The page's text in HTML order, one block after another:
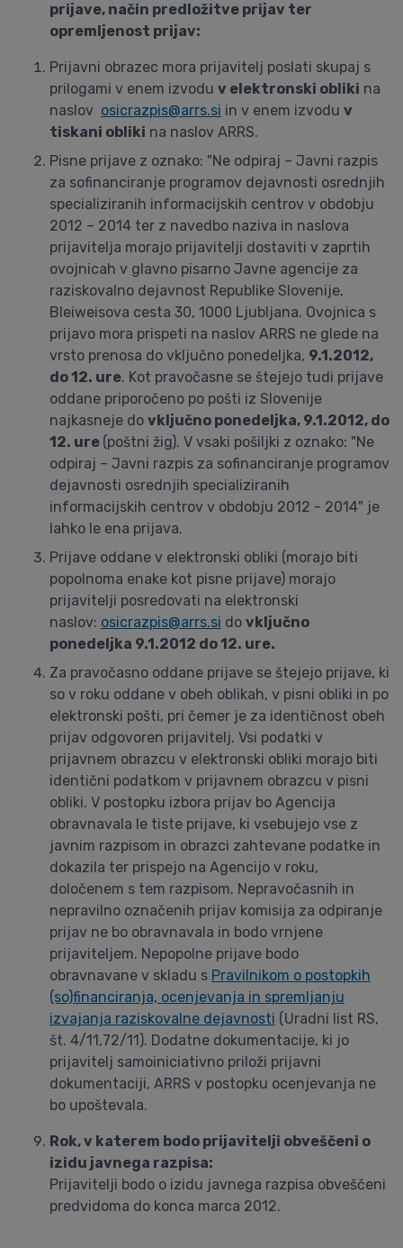
prijave, način predložitve prijav ter
opremljenost prijav:
Prijavni obrazec mora prijavitelj poslati skupaj s
prilogami v enem izvodu v elektronski obliki na
naslov osicrazpis@arrs.si in v enem izvodu v
tiskani obliki na naslov ARRS.
Pisne prijave z oznako: "Ne odpiraj – Javni razpis
za sofinanciranje programov dejavnosti osrednjih
specializiranih informacijskih centrov v obdobju
2012 – 2014 ter z navedbo naziva in naslova
prijavitelja morajo prijavitelji dostaviti v zaprtih
ovojnicah v glavno pisarno Javne agencije za
raziskovalno dejavnost Republike Slovenije,
Bleiweisova cesta 30, 1000 Ljubljana. Ovojnica s
prijavo mora prispeti na naslov ARRS ne glede na
vrsto prenosa do vključno ponedeljka, 9.1.2012,
do 12. ure. Kot pravočasne se štejejo tudi prijave
oddane priporočeno po pošti iz Slovenije
najkasneje do vključno ponedeljka, 9.1.2012, do
12. ure (poštni žig). V vsaki pošiljki z oznako: "Ne
odpiraj – Javni razpis za sofinanciranje programov
dejavnosti osrednjih specializiranih
informacijskih centrov v obdobju 2012 - 2014" je
lahko le ena prijava.
Prijave oddane v elektronski obliki (morajo biti
popolnoma enake kot pisne prijave) morajo
prijavitelji posredovati na elektronski
naslov: osicrazpis@arrs.si do vključno
ponedeljka 9.1.2012 do 12. ure.
Za pravočasno oddane prijave se štejejo prijave, ki
so v roku oddane v obeh oblikah, v pisni obliki in po
elektronski pošti, pri čemer je za identičnost obeh
prijav odgovoren prijavitelj. Vsi podatki v
prijavnem obrazcu v elektronski obliki morajo biti
identični podatkom v prijavnem obrazcu v pisni
obliki. V postopku izbora prijav bo Agencija
obravnavala le tiste prijave, ki vsebujejo vse z
javnim razpisom in obrazci zahtevane podatke in
dokazila ter prispejo na Agencijo v roku,
določenem s tem razpisom. Nepravočasnih in
nepravilno označenih prijav komisija za odpiranje
prijav ne bo obravnavala in bodo vrnjene
prijaviteljem. Nepopolne prijave bodo
obravnavane v skladu s Pravilnikom o postopkih
(so)financiranja, ocenjevanja in spremljanju
izvajanja raziskovalne dejavnosti (Uradni list RS,
št. 4/11,72/11). Dodatne dokumentacije, ki jo
prijavitelj samoiniciativno priloži prijavni
dokumentaciji, ARRS v postopku ocenjevanja ne
bo upoštevala.
Rok, v katerem bodo prijavitelji obveščeni o
izidu javnega razpisa:
Prijavitelji bodo o izidu javnega razpisa obveščeni
predvidoma do konca marca 2012.